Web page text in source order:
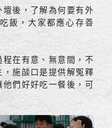
後，了解為何要有外
飯，大家都應心存善
在有意、無意間，不
施燄口是提供解冤釋
們好好吃一餐後，可